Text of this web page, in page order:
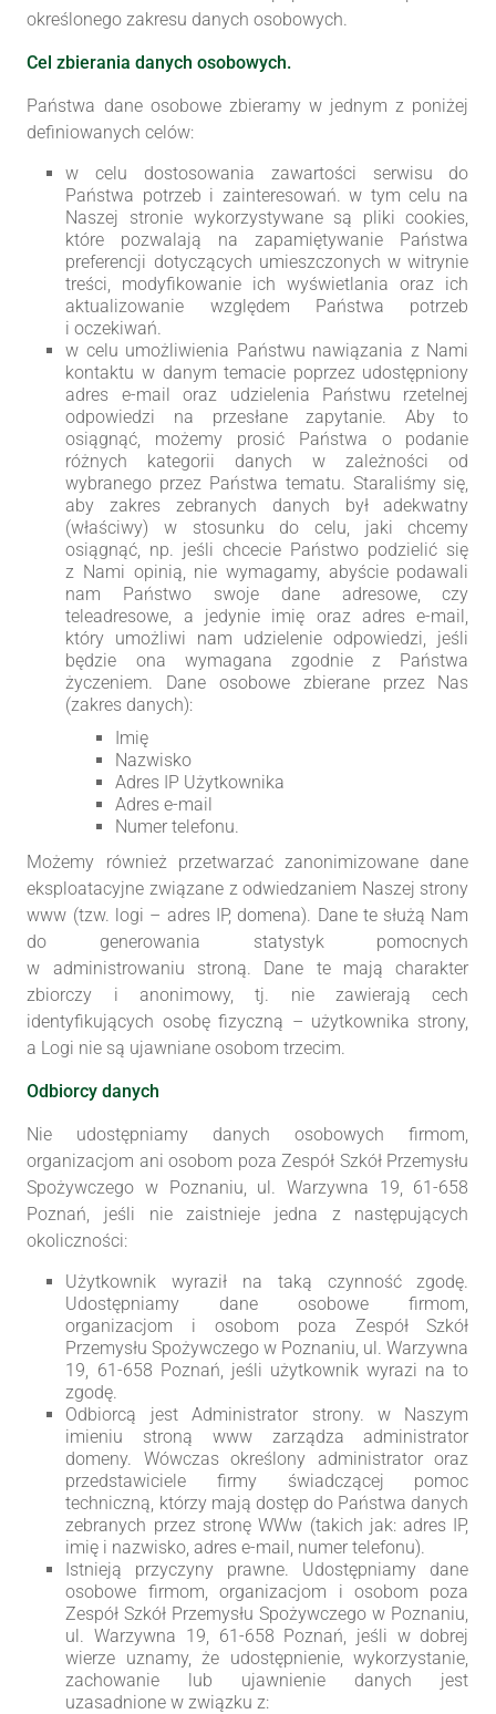
określonego zakresu danych osobowych.
Cel zbierania danych osobowych.
Państwa dane osobowe zbieramy w jednym z poniżej
definiowanych celów:
w celu dostosowania zawartości serwisu do
Państwa potrzeb i zainteresowań. w tym celu na
Naszej stronie wykorzystywane są pliki cookies,
które pozwalają na zapamiętywanie Państwa
preferencji dotyczących umieszczonych w witrynie
treści, modyfikowanie ich wyświetlania oraz ich
aktualizowanie względem Państwa potrzeb
i oczekiwań.
w celu umożliwienia Państwu nawiązania z Nami
kontaktu w danym temacie poprzez udostępniony
adres e-mail oraz udzielenia Państwu rzetelnej
odpowiedzi na przesłane zapytanie. Aby to
osiągnąć, możemy prosić Państwa o podanie
różnych kategorii danych w zależności od
wybranego przez Państwa tematu. Staraliśmy się,
aby zakres zebranych danych był adekwatny
(właściwy) w stosunku do celu, jaki chcemy
osiągnąć, np. jeśli chcecie Państwo podzielić się
z Nami opinią, nie wymagamy, abyście podawali
nam Państwo swoje dane adresowe, czy
teleadresowe, a jedynie imię oraz adres e-mail,
który umożliwi nam udzielenie odpowiedzi, jeśli
będzie ona wymagana zgodnie z Państwa
życzeniem. Dane osobowe zbierane przez Nas
(zakres danych):
Imię
Nazwisko
Adres IP Użytkownika
Adres e-mail
Numer telefonu.
Możemy również przetwarzać zanonimizowane dane
eksploatacyjne związane z odwiedzaniem Naszej strony
www (tzw. logi – adres IP, domena). Dane te służą Nam
do generowania statystyk pomocnych
w administrowaniu stroną. Dane te mają charakter
zbiorczy i anonimowy, tj. nie zawierają cech
identyfikujących osobę fizyczną – użytkownika strony,
a Logi nie są ujawniane osobom trzecim.
Odbiorcy danych
Nie udostępniamy danych osobowych firmom,
organizacjom ani osobom poza Zespół Szkół Przemysłu
Spożywczego w Poznaniu, ul. Warzywna 19, 61-658
Poznań, jeśli nie zaistnieje jedna z następujących
okoliczności:
Użytkownik wyraził na taką czynność zgodę.
Udostępniamy dane osobowe firmom,
organizacjom i osobom poza Zespół Szkół
Przemysłu Spożywczego w Poznaniu, ul. Warzywna
19, 61-658 Poznań, jeśli użytkownik wyrazi na to
zgodę.
Odbiorcą jest Administrator strony. w Naszym
imieniu stroną www zarządza administrator
domeny. Wówczas określony administrator oraz
przedstawiciele firmy świadczącej pomoc
techniczną, którzy mają dostęp do Państwa danych
zebranych przez stronę WWw (takich jak: adres IP,
imię i nazwisko, adres e-mail, numer telefonu).
Istnieją przyczyny prawne. Udostępniamy dane
osobowe firmom, organizacjom i osobom poza
Zespół Szkół Przemysłu Spożywczego w Poznaniu,
ul. Warzywna 19, 61-658 Poznań, jeśli w dobrej
wierze uznamy, że udostępnienie, wykorzystanie,
zachowanie lub ujawnienie danych jest
uzasadnione w związku z: